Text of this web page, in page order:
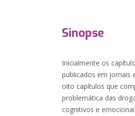
Sinopse
Inicialmente os
publicados em jornais
oito capítulos que
problemática das
cognitivos e